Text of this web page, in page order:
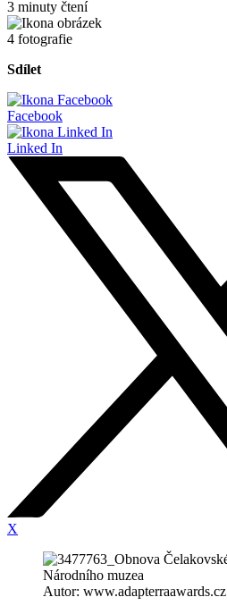
3 minuty čtení
4 fotografie
Sdílet
Facebook
Linked In
X
Autor: www.adapterraawards.cz